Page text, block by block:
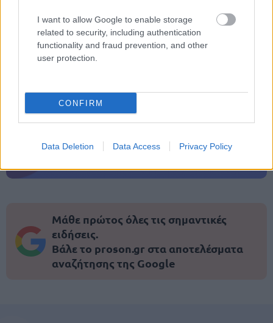
I want to allow Google to enable storage
related to security, including authentication
functionality and fraud prevention, and other
user protection.
CONFIRM
Data Deletion Data Access Privacy Policy
μόνο 2 ημέρες στα χέρια σας
ΑΣΕΠ: Εξ αποστάσεως η πιο Εύκολη
μέρες
Μάθε πρώτος όλες τις σημαντικές
ειδήσεις.
Βάλε το proson.gr στα αποτελέσματα
αναζήτησης της Google